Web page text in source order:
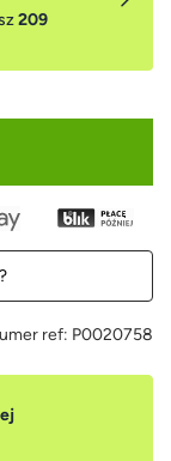
209
ref: P0020758